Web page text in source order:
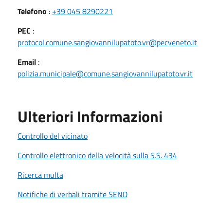
Telefono : +39 045 8290221
PEC :
protocol.comune.sangiovannilupatoto.vr@pecveneto.it
Email :
polizia.municipale@comune.sangiovannilupatoto.vr.it
Ulteriori Informazioni
Controllo del vicinato
Controllo elettronico della velocità sulla S.S. 434
Ricerca multa
Notifiche di verbali tramite SEND